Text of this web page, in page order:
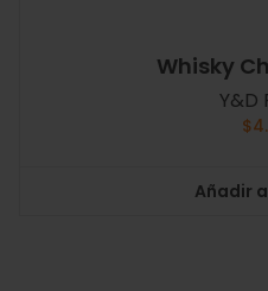
Whisky
Y&D
$
Añadir